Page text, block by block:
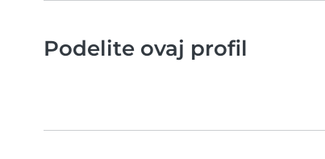
Podelite ovaj profil